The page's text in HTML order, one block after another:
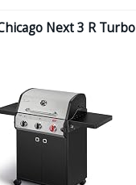
Next 3 R Turbo